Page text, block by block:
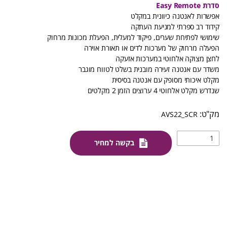
סדרת Easy Remote
אפשרות לאנטנה כיוונית במקלט
קידוד רב ספרתי למניעת העתקה
שימושי לפתיחת שערים, פיקוד למעלית, הפעלת מכונות מרחוק
הפעלה מרחוק של מערכות לדים או תאורת אוירה
לחצן מצוקה אלחוטי במערכות אזעקה
משדר עם אנטנה זעירה מובנית בשלט לטווח מוגבר
מקלט איכותי מסופק עם אנטנה בסיסית
שנדרש מקלט אלחוטי 4 ערוצים הזמן 2 מקלטים
AVS22_SCR
בקשה למחיר